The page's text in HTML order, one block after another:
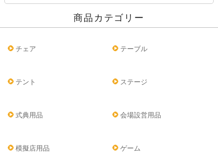
商品カテゴリー
チェア テーブル
テント ステージ
式典用品 会場設営用品
模擬店用品 ゲーム